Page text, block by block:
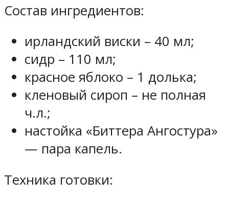
Состав ингредиентов:
ирландский виски – 40 мл;
сидр – 110 мл;
красное яблоко – 1 долька;
кленовый сироп – не полная
ч.л.;
настойка «Биттера Ангостура»
— пара капель.
Техника готовки: